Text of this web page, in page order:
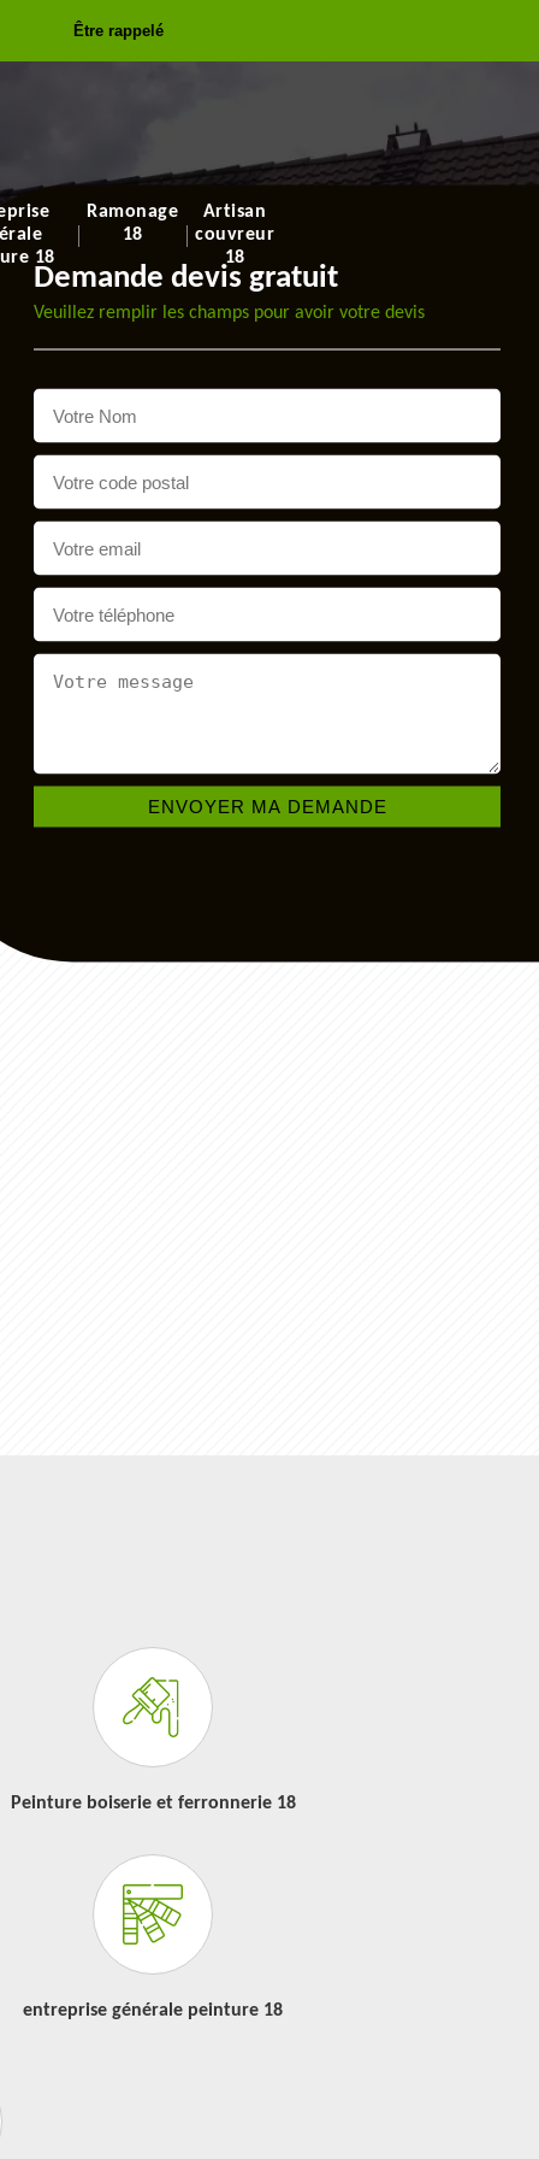
Être rappelé
18
Ramonage
18
Artisan
couvreur
18
Demande devis gratuit
Veuillez remplir les champs pour avoir votre devis
Peinture boiserie et ferronnerie 18
entreprise générale peinture 18